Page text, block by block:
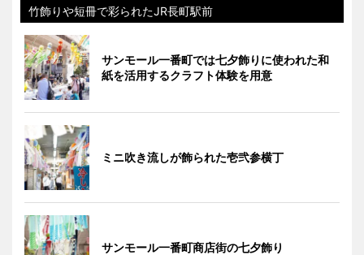
竹飾りや短冊で彩られたJR長町駅前
サンモール一番町では七夕飾りに使われた和
紙を活用するクラフト体験を用意
ミニ吹き流しが飾られた壱弐参横丁
サンモール一番町商店街の七夕飾り